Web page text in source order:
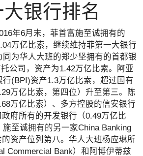
银行排名
年6月末，菲首富施至诚拥有的
万亿比索，继续维持菲第一大银行
为华人大班的郑少坚拥有的首都银
公司，资产为1.42万亿比索。阿亚
(BPI)资产1.3万亿比索，超过国有
万亿比索，第四位）升至第三。陈
万亿比索）、多方控股的信安银行
政府所有的开发银行（0.49万亿比
至诚拥有的另一家China Banking
资产位列第八。华人大班杨应琳所
Commercial Bank）和阿博伊蒂兹